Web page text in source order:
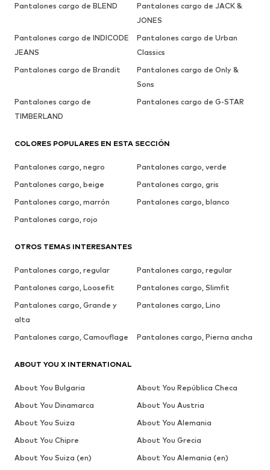
Pantalones cargo de BLEND
Pantalones cargo de JACK &
JONES
Pantalones cargo de INDICODE
JEANS
Pantalones cargo de Urban
Classics
Pantalones cargo de Brandit
Pantalones cargo de Only &
Sons
Pantalones cargo de
TIMBERLAND
Pantalones cargo de G-STAR
COLORES POPULARES EN ESTA SECCIÓN
Pantalones cargo, negro
Pantalones cargo, verde
Pantalones cargo, beige
Pantalones cargo, gris
Pantalones cargo, marrón
Pantalones cargo, blanco
Pantalones cargo, rojo
OTROS TEMAS INTERESANTES
Pantalones cargo, regular
Pantalones cargo, regular
Pantalones cargo, Loosefit
Pantalones cargo, Slimfit
Pantalones cargo, Grande y
alta
Pantalones cargo, Lino
Pantalones cargo, Camouflage Pantalones cargo, Pierna ancha
ABOUT YOU X INTERNATIONAL
About You Bulgaria
About You República Checa
About You Dinamarca
About You Austria
About You Suiza
About You Alemania
About You Chipre
About You Grecia
About You Suiza (en)
About You Alemania (en)